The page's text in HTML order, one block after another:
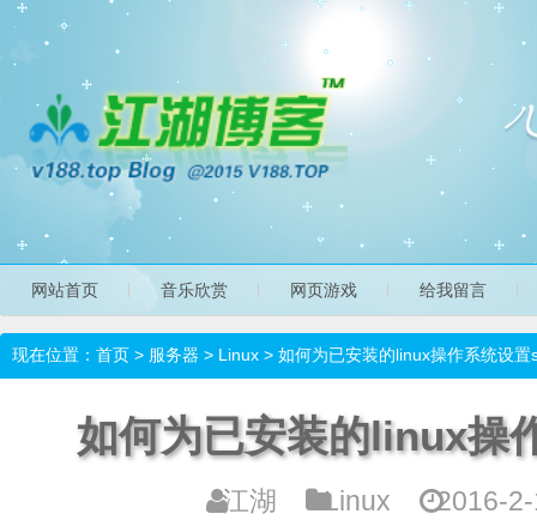
网站首页 音乐欣赏 网页游戏 给我留言
现在位置： 首页 > 服务器 > Linux > 如何为已安装的linux操作系统设置
如何为已安装的linux操
江湖 Linux 2016-